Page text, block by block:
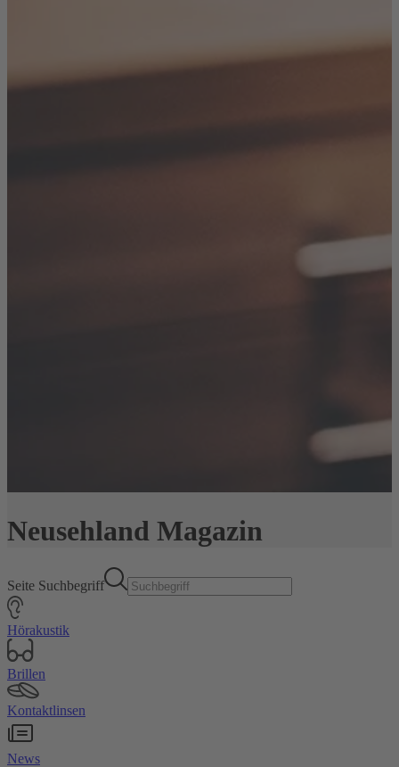
Neusehland Magazin
Seite Suchbegriff
Hörakustik
Brillen
Kontaktlinsen
News